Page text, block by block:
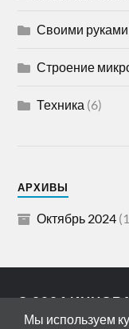
Своими руками
Строение
Техника (6)
АРХИВЫ
Октябрь 2024
© 2026
АДРЕС:
Мы используем